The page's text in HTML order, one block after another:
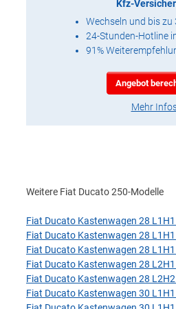
Kfz-
Wechseln und bis zu
24-Stunden-Hotline
91%
Angebot
Mehr
Weitere Fiat Ducato 250-Modelle
Fiat Ducato Kastenwagen 28
Fiat Ducato Kastenwagen 28
Fiat Ducato Kastenwagen 28
Fiat Ducato Kastenwagen 28
Fiat Ducato Kastenwagen 28
Fiat Ducato Kastenwagen 30